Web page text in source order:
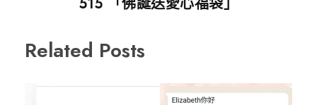
515 「佛誕送愛心福袋」
Related Posts